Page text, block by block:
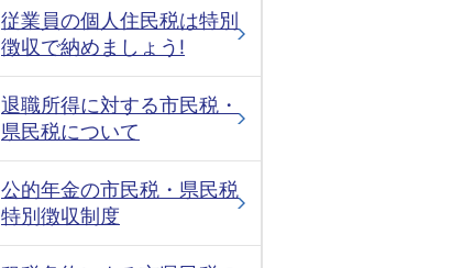
従業員の個人住民税は特別
徴収で納めましょう!
退職所得に対する市民税・
県民税について
公的年金の市民税・県民税
特別徴収制度